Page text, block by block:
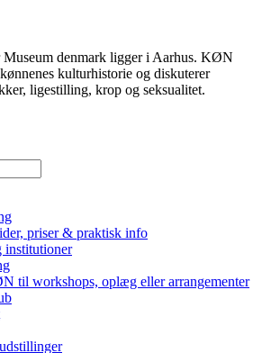
denmark ligger i Aarhus. KØN
kulturhistorie og diskuterer
ligestilling, krop og seksualitet.
priser & praktisk info
institutioner
til workshops, oplæg eller arrangementer